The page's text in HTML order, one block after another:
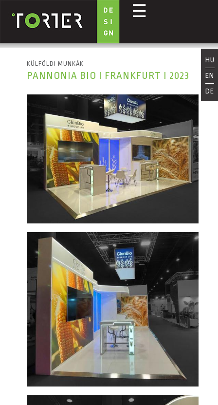
Ugrás a tartalomra
☰
HU
EN
DE
KÜLFÖLDI MUNKÁK
PANNONIA BIO I FRANKFURT I 2023